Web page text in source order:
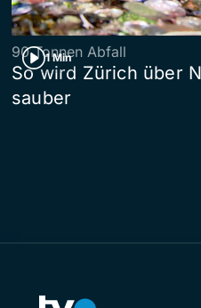
1 Min
90 Tonnen Abfall
So wird Zürich über
sauber